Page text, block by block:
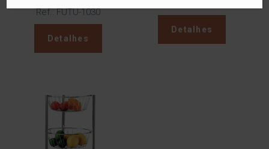
Ref.: FUTU-1030
Detalhes
Detalhes